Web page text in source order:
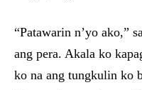
“Patawarin n’yo ako,”
ang pera. Akala ko
ko na ang tungkulin ko